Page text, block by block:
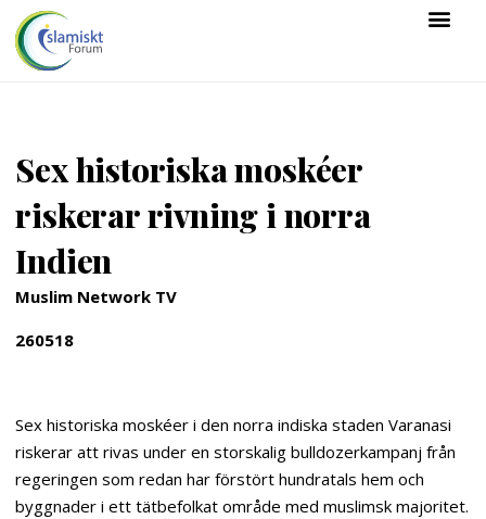
Sex historiska moskéer
riskerar rivning i norra
Indien
Muslim Network TV
260518
Sex historiska moskéer i den norra indiska staden Varanasi
riskerar att rivas under en storskalig bulldozerkampanj från
regeringen som redan har förstört hundratals hem och
byggnader i ett tätbefolkat område med muslimsk majoritet.